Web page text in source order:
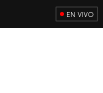
EN VIVO